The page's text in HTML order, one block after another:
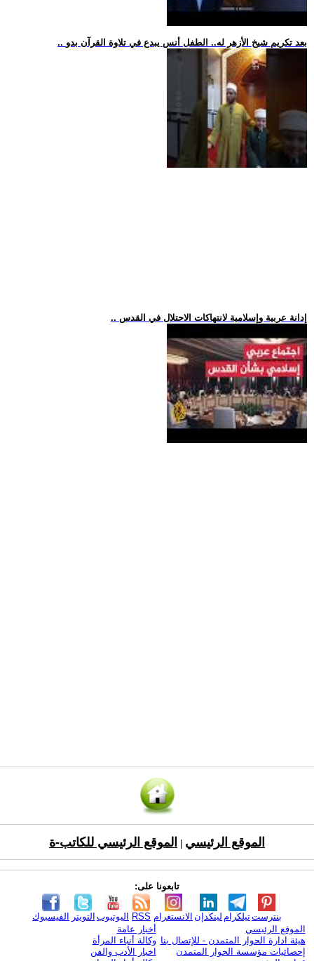
.. بعد تكريم شيخ الأزهر له.. الطفل أنس يبدع في تلاوة القرآن بدو
.. إدانة عربية وإسلامية لانتهاكات الاحتلال في القدس
الموقع الرئيسي الموقع الرئيسي للكاتب-ة
تابعونا على:
الفيسبوك التويتر اليوتيوب RSS الانستغرام لينكدإن تيلكرامبنترست
الموقع الرئيسي
هيئة ادارة الحوار المتمدن - للإتصال بنا
إحصائيات مؤسسة الحوار المتمدن
أخبار عامة
وكالة أنباء المرأة
اخبار الأدب والفن